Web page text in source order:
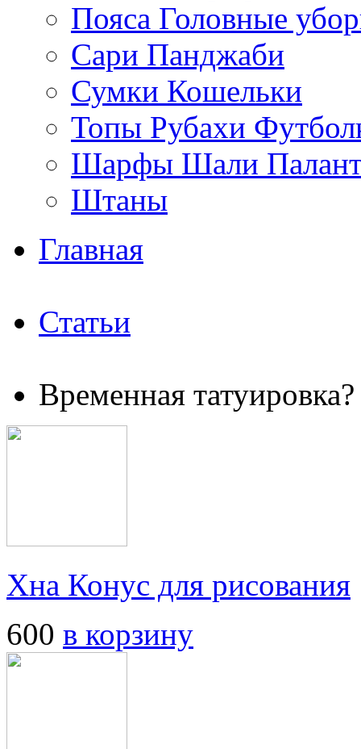
Пояса Головные
Сари Панджаби
Сумки Кошельки
Топы Рубахи
Шарфы Шали
Штаны
Главная
Статьи
Временная
Хна Конус для рисования
600 в корзину